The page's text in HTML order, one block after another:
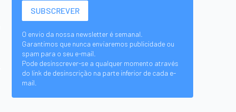
O envio da nossa newsletter é semanal.
Garantimos que nunca enviaremos publicidade ou
spam para o seu e-mail.
Pode desinscrever-se a qualquer momento através
do link de desinscrição na parte inferior de cada e-
mail.